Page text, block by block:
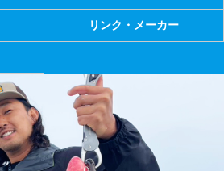
リンク・メーカー